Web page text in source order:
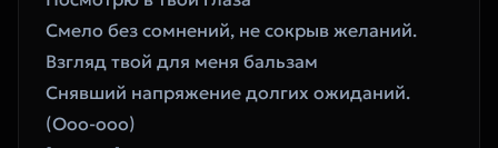
Смело без сомнений, не сокрыв желаний.
Взгляд твой для меня бальзам
Снявший напряжение долгих ожиданий.
(Ооо-ооо)